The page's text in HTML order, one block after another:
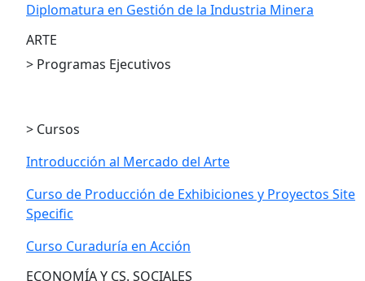
Diplomatura en Gestión de la Industria Minera
ARTE
> Programas Ejecutivos
> Cursos
Introducción al Mercado del Arte
Curso de Producción de Exhibiciones y Proyectos Site
Specific
Curso Curaduría en Acción
ECONOMÍA Y CS. SOCIALES